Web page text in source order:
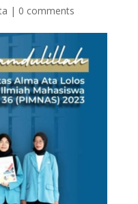
| 0 comments